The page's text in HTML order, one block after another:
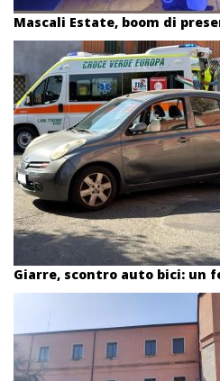
Mascali Estate, boom di
Giarre, scontro auto bici: un